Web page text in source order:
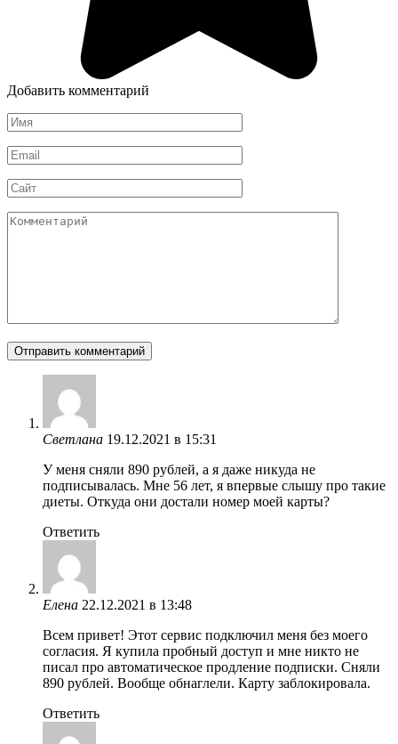
Добавить комментарий
Имя
*
Email
*
Сайт
Комментарий
Светлана 19.12.2021 в 15:31
У меня сняли 890 рублей, а я даже никуда не
подписывалась. Мне 56 лет, я впервые слышу про такие
диеты. Откуда они достали номер моей карты?
Ответить
Елена 22.12.2021 в 13:48
Всем привет! Этот сервис подключил меня без моего
согласия. Я купила пробный доступ и мне никто не
писал про автоматическое продление подписки. Сняли
890 рублей. Вообще обнаглели. Карту заблокировала.
Ответить